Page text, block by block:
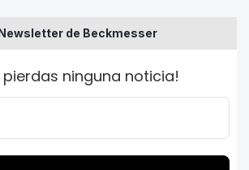
de Beckmesser
pierdas ninguna noticia!